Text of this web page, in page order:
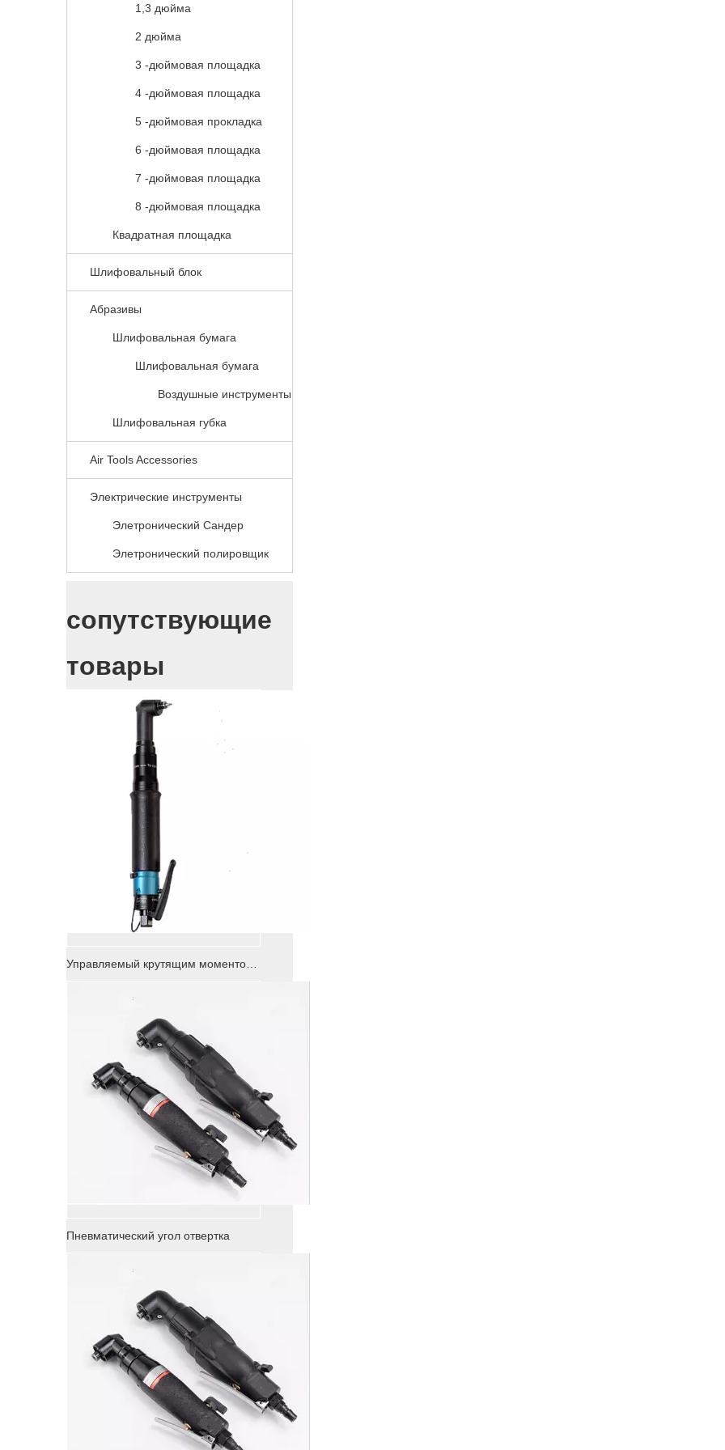
1,3 дюйма
2 дюйма
3 -дюймовая площадка
4 -дюймовая площадка
5 -дюймовая прокладка
6 -дюймовая площадка
7 -дюймовая площадка
8 -дюймовая площадка
Квадратная площадка
Шлифовальный блок
Абразивы
Шлифовальная бумага
Шлифовальная бумага
Воздушные инструменты
Шлифовальная губка
Air Tools Accessories
Электрические инструменты
Элетронический Сандер
Элетронический полировщик
сопутствующие
товары
Пневматический угол отвертка